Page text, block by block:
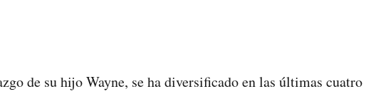
de su hijo Wayne, se ha diversificado en las últimas cuatro